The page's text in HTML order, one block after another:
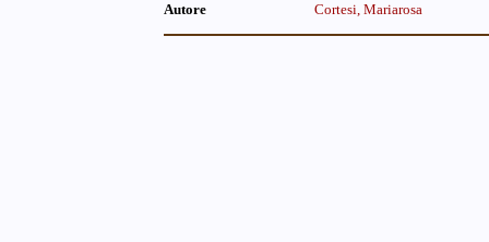
Autore
Cortesi, Mariarosa